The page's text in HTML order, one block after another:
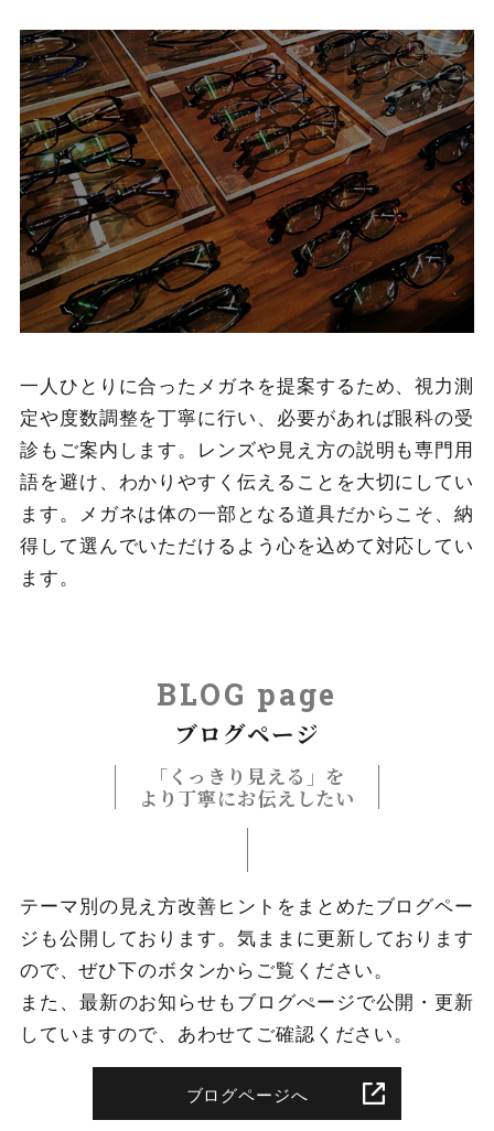
一人ひとりに合ったメガネを提案するため、視力測
定や度数調整を丁寧に行い、必要があれば眼科の受
診もご案内します。レンズや見え方の説明も専門用
語を避け、わかりやすく伝えることを大切にしてい
ます。メガネは体の一部となる道具だからこそ、納
得して選んでいただけるよう心を込めて対応してい
ます。
BLOG page
ブログページ
「くっきり見える」を
より丁寧にお伝えしたい
テーマ別の見え方改善ヒントをまとめたブログペー
ジも公開しております。気ままに更新しております
ので、ぜひ下のボタンからご覧ください。
また、最新のお知らせもブログぺージで公開・更新
していますので、あわせてご確認ください。
ブログページへ